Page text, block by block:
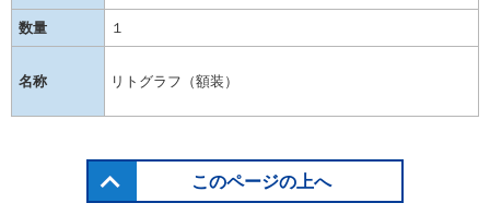
数量 １
名称 リトグラフ（額装）
このページの上へ